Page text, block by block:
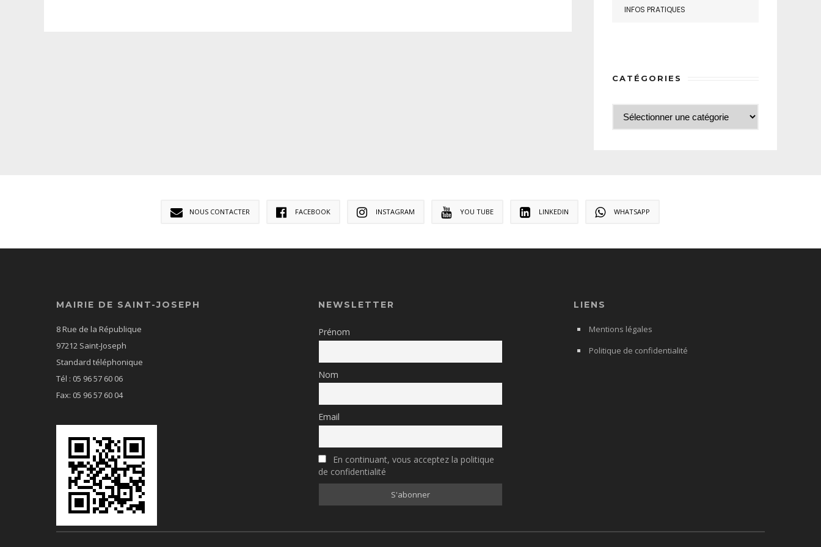
INFOS PRATIQUES
CATÉGORIES
NOUS CONTACTER FACEBOOK INSTAGRAM YOU TUBE LINKEDIN WHATSAPP
MAIRIE DE SAINT-JOSEPH
8 Rue de la République
97212 Saint-Joseph
Standard téléphonique
Tél : 05 96 57 60 06
Fax: 05 96 57 60 04
NEWSLETTER
Prénom
Nom
Email
En continuant, vous acceptez la politique
de confidentialité
LIENS
Mentions légales
Politique de confidentialité